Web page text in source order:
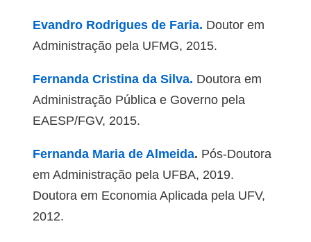
Evandro Rodrigues de Faria. Doutor em
Administração pela UFMG, 2015.
Fernanda Cristina da Silva. Doutora em
Administração Pública e Governo pela
EAESP/FGV, 2015.
Fernanda Maria de Almeida. Pós-Doutora
em Administração pela UFBA, 2019.
Doutora em Economia Aplicada pela UFV,
2012.